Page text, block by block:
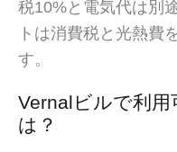
税10%と電気代は別
トは消費税と光熱費
す。
Vernalビルで利
は？